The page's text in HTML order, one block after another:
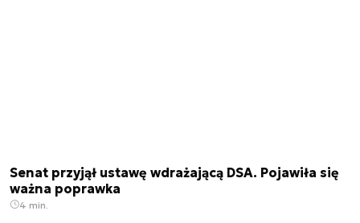
Senat przyjął ustawę wdrażającą DSA. Pojawiła się
ważna poprawka
4 min.